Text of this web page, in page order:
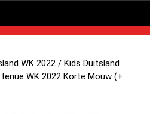
WK 2022 / Kids Duitsland
WK 2022 Korte Mouw (+